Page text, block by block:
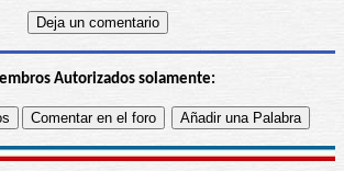
Autorizados solamente: